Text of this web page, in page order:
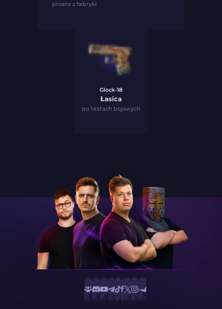
prosto z fabryki
Glock-18
Łasica
po testach bojowych